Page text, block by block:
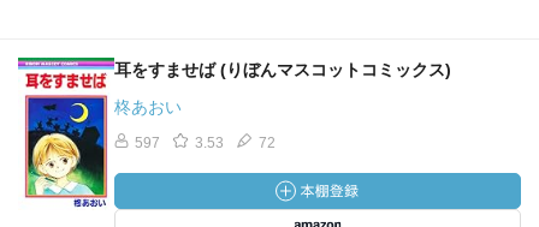
耳をすませば (りぼんマスコットコミックス)
柊あおい
597 3.53 72